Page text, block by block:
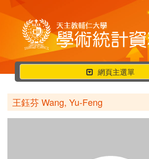
行
動
選
單
網頁主選單
王鈺芬 Wang, Yu-Feng